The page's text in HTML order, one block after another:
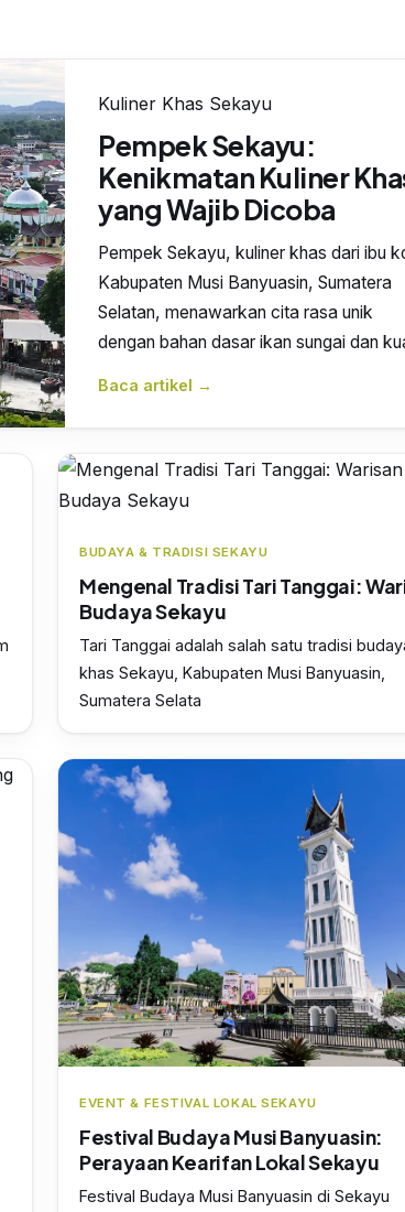
Kuliner Khas Sekayu
Pempek Sekayu:
Kenikmatan Kuliner
yang Wajib Dicoba
Pempek Sekayu, kuliner khas dari ibu
Kabupaten Musi Banyuasin, Sumatera
Selatan, menawarkan cita rasa unik
dengan bahan dasar ikan sungai dan
Baca artikel →
BUDAYA & TRADISI SEKAYU
Mengenal Tradisi Tari Tanggai:
Budaya Sekayu
Tari Tanggai adalah salah satu tradisi
khas Sekayu, Kabupaten Musi Banyuasin,
Sumatera Selata
EVENT & FESTIVAL LOKAL SEKAYU
Festival Budaya Musi Banyuasin:
Perayaan Kearifan Lokal Sekayu
Festival Budaya Musi Banyuasin di Sekayu